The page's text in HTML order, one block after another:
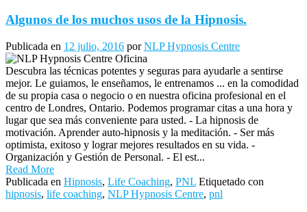
Algunos de los muchos usos de la Hipnosis.
Publicada en 12 julio, 2016 porNLP Hypnosis Centre
Descubra las técnicas potentes y seguras para ayudarle a sentirse
mejor. Le guiamos, le enseñamos, le entrenamos ... en la comodidad
de su propia casa o negocio o en nuestra oficina profesional en el
centro de Londres, Ontario. Podemos programar citas a una hora y
lugar que sea más conveniente para usted. - La hipnosis de
motivación. Aprender auto-hipnosis y la meditación. - Ser más
optimista, exitoso y lograr mejores resultados en su vida. -
Organización y Gestión de Personal. - El est...
Read More
Publicada en Hipnosis, Life Coaching, PNL Etiquetado con
hipnosis, life coaching, NLP Hypnosis Centre, pnl